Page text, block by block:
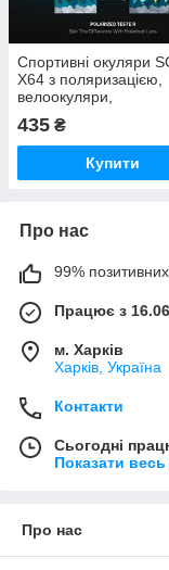
Спортивні окуляри
X64 з поляризацією,
велоокуляри,
полікарбонат
435 ₴
Купити
Про нас
99% позитивних
Працює з
м. Харків
Харків, Україна
Контакти
Сьогодні
Показати
Про нас